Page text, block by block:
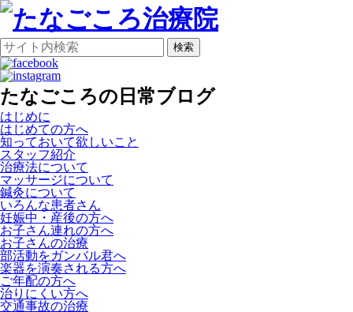
検索
たなごころの日常ブログ
はじめに
はじめての方へ
知っておいて欲しいこと
スタッフ紹介
治療法について
マッサージについて
鍼灸について
いろんな患者さん
妊娠中・産後の方へ
お子さん連れの方へ
お子さんの治療
部活動をガンバル君へ
楽器を演奏される方へ
ご年配の方へ
治りにくい方へ
交通事故の治療